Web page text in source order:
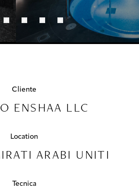
ESPERIENZA
GALLERY
MEDIA
Cliente
ENSHAA LLC
Location
ARABI UNITI
Tecnica